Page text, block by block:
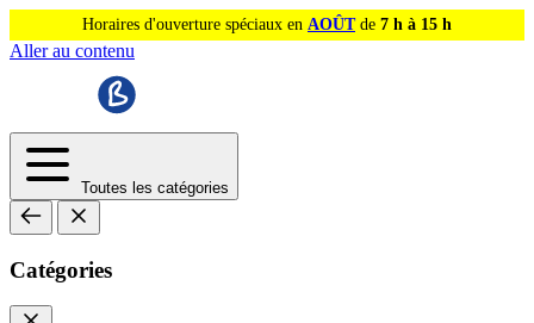
Horaires d'ouverture spéciaux en AOÛTde 7 h à 15 h
Aller au contenu
Toutes les catégories
Catégories